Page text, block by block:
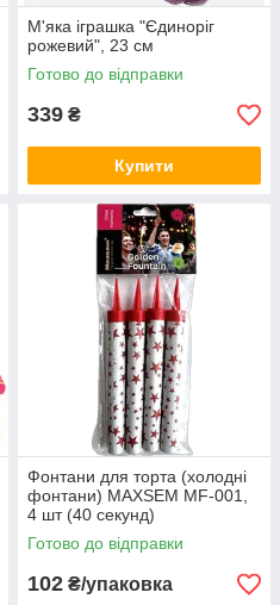
М'яка іграшка "Єдиноріг
рожевий", 23 см
Готово до відправки
339 ₴
Купити
Фонтани для торта (холодні
фонтани) MAXSEM MF-001,
4 шт (40 секунд)
Готово до відправки
102 ₴/упаковка